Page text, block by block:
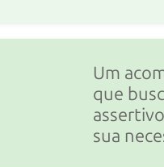
Um
que
sua